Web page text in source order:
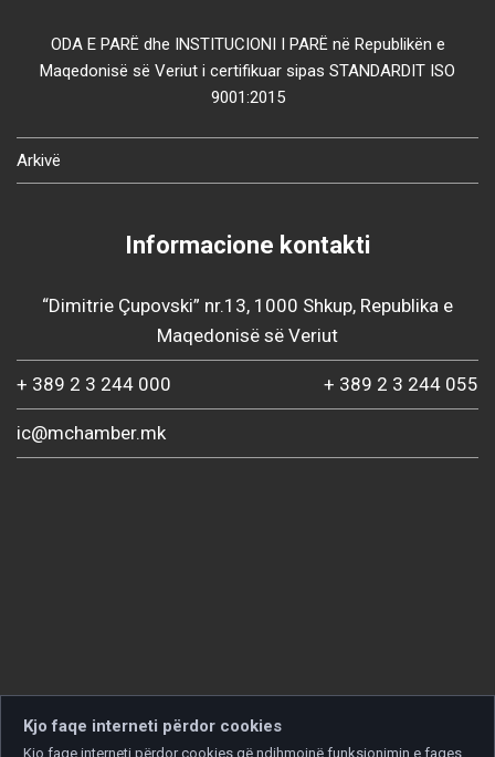
ODA E PARË dhe INSTITUCIONI I PARË në Republikën e
Maqedonisë së Veriut i certifikuar sipas STANDARDIT ISO
9001:2015
Arkivë
Informacione kontakti
“Dimitrie Çupovski” nr.13, 1000 Shkup, Republika e
Maqedonisë së Veriut
+ 389 2 3 244 000 + 389 2 3 244 055
ic@mchamber.mk
Kjo faqe interneti përdor cookies
Kjo faqe interneti përdor cookies që ndihmojnë funksionimin e faqes